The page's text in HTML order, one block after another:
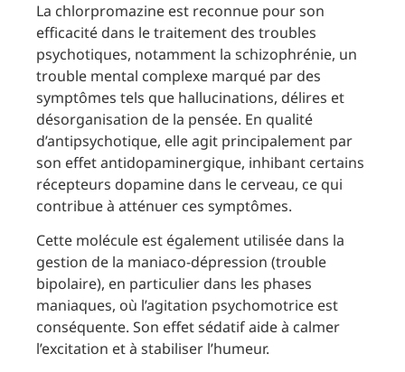
La chlorpromazine est reconnue pour son
efficacité dans le traitement des troubles
psychotiques, notamment la schizophrénie, un
trouble mental complexe marqué par des
symptômes tels que hallucinations, délires et
désorganisation de la pensée. En qualité
d’antipsychotique, elle agit principalement par
son effet antidopaminergique, inhibant certains
récepteurs dopamine dans le cerveau, ce qui
contribue à atténuer ces symptômes.
Cette molécule est également utilisée dans la
gestion de la maniaco-dépression (trouble
bipolaire), en particulier dans les phases
maniaques, où l’agitation psychomotrice est
conséquente. Son effet sédatif aide à calmer
l’excitation et à stabiliser l’humeur.